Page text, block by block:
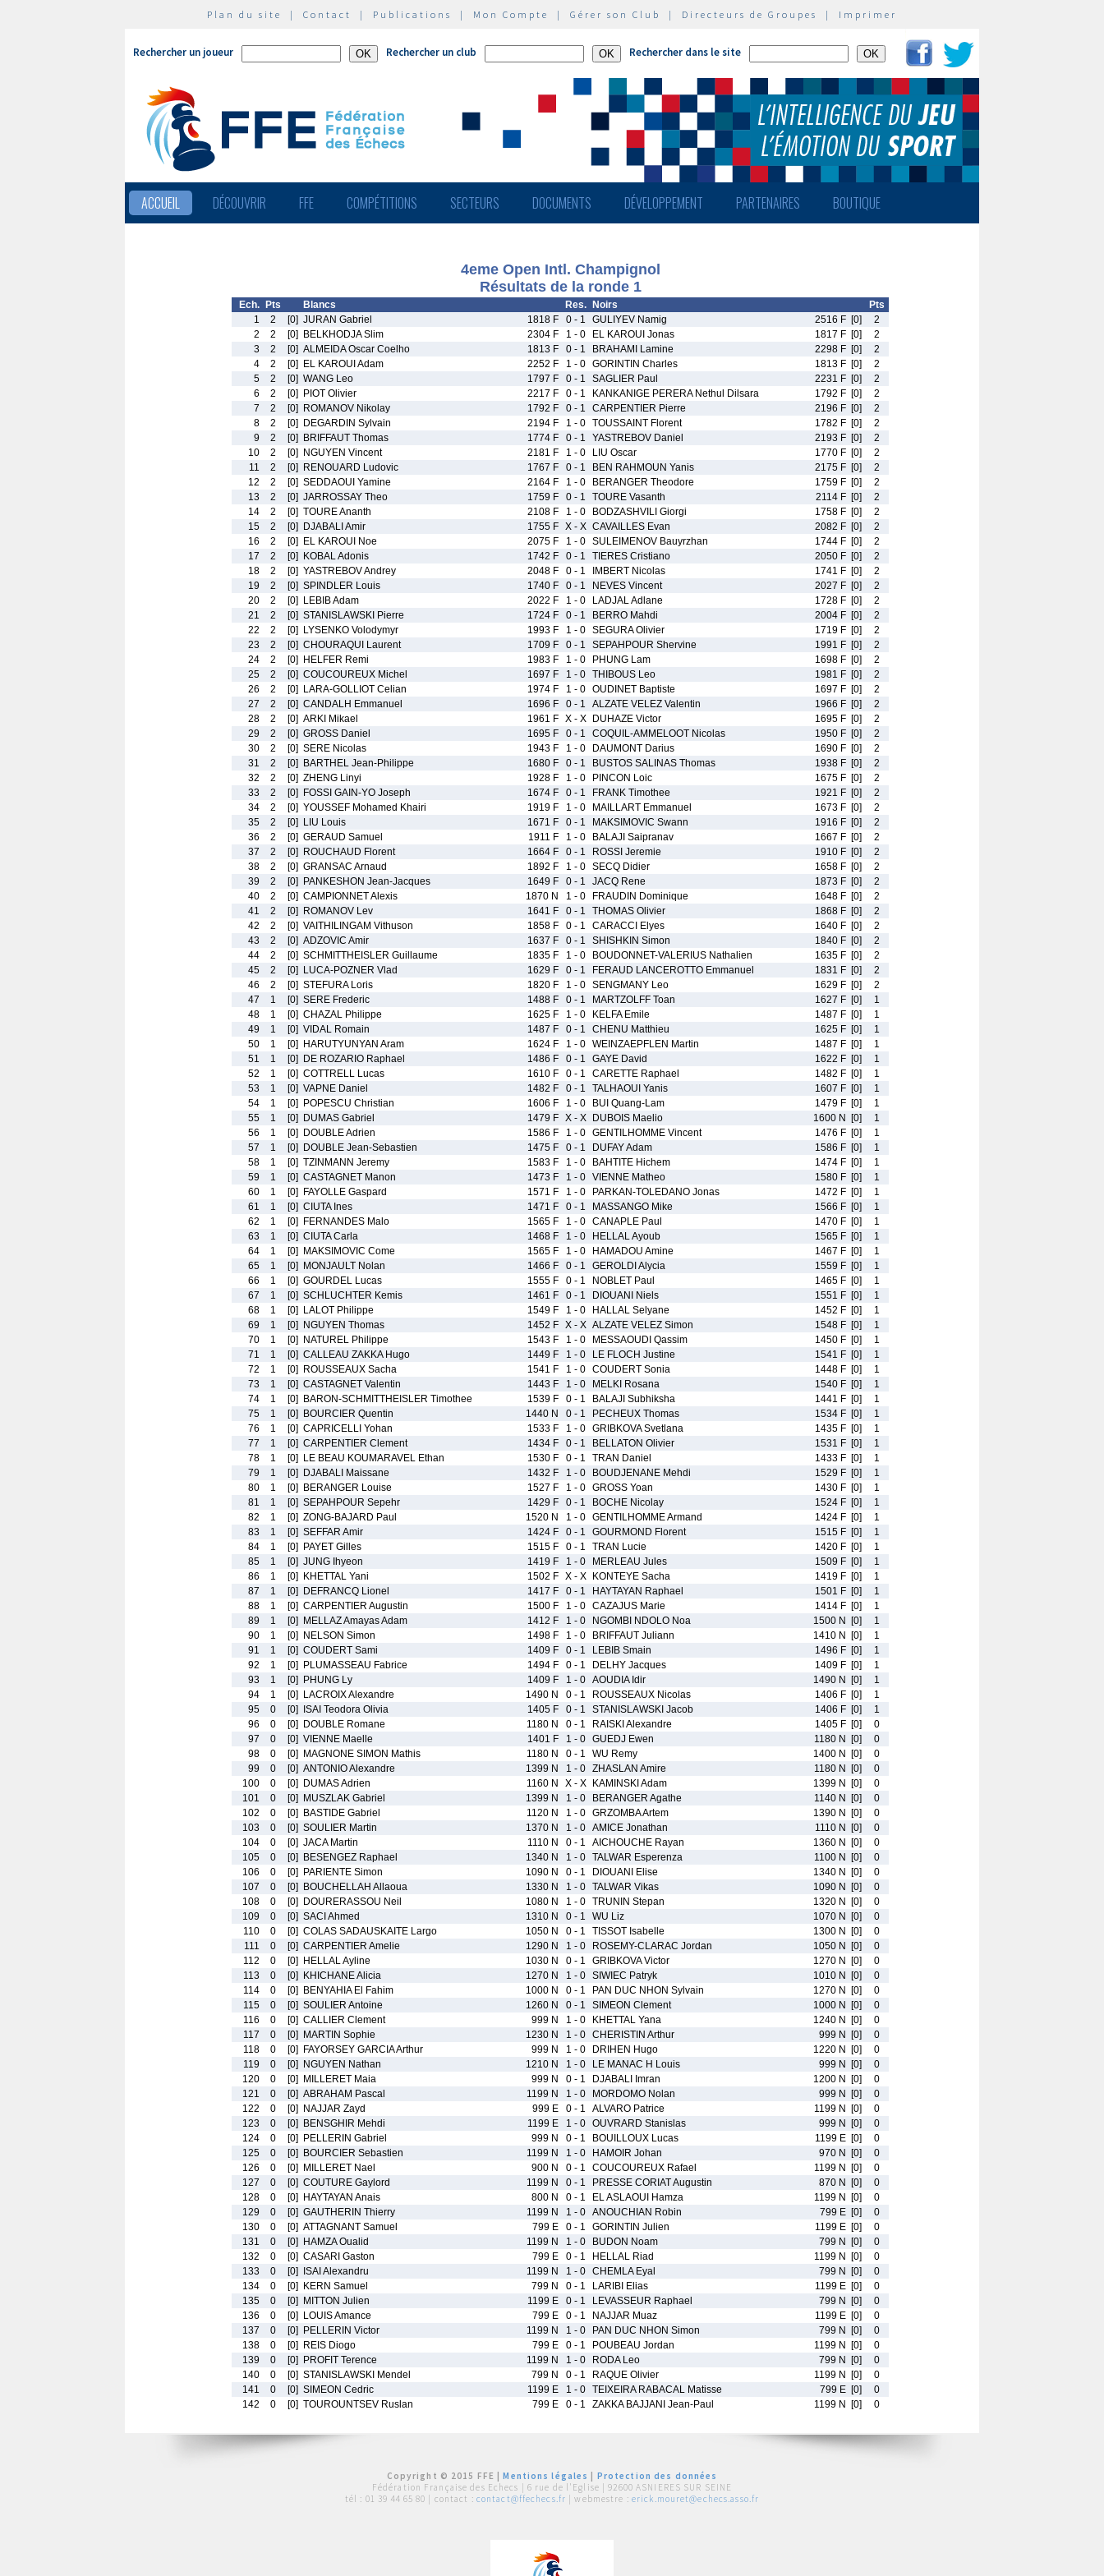
Plan du site | Contact | Publications | Mon Compte | Gérer son Club | Directeurs de Groupes | Imprimer
Rechercher un joueur Rechercher un club Rechercher dans le site
ACCUEIL DÉCOUVRIR FFE COMPÉTITIONS SECTEURS DOCUMENTS DÉVELOPPEMENT PARTENAIRES BOUTIQUE
4eme Open Intl. Champignol
Résultats de la ronde 1
Ech. Pts Blancs Res. Noirs
Pts
1
2 [0] JURAN Gabriel 1818 F 0 - 1 GULIYEV Namig 2516 F [0]
2
2
2 [0] BELKHODJA Slim 2304 F 1 - 0 EL KAROUI Jonas 1817 F [0]
2
3
2 [0] ALMEIDA Oscar Coelho 1813 F 0 - 1 BRAHAMI Lamine 2298 F [0]
2
4
2 [0] EL KAROUI Adam 2252 F 1 - 0 GORINTIN Charles 1813 F [0]
2
5
2 [0] WANG Leo 1797 F 0 - 1 SAGLIER Paul 2231 F [0]
2
6
2 [0] PIOT Olivier 2217 F 0 - 1 KANKANIGE PERERA Nethul Dilsara 1792 F [0]
2
7
2 [0] ROMANOV Nikolay 1792 F 0 - 1 CARPENTIER Pierre 2196 F [0]
2
8
2 [0] DEGARDIN Sylvain 2194 F 1 - 0 TOUSSAINT Florent 1782 F [0]
2
9
2 [0] BRIFFAUT Thomas 1774 F 0 - 1 YASTREBOV Daniel 2193 F [0]
2
10
2 [0] NGUYEN Vincent 2181 F 1 - 0 LIU Oscar 1770 F [0]
2
11
2 [0] RENOUARD Ludovic 1767 F 0 - 1 BEN RAHMOUN Yanis 2175 F [0]
2
12
2 [0] SEDDAOUI Yamine 2164 F 1 - 0 BERANGER Theodore 1759 F [0]
2
13
2 [0] JARROSSAY Theo 1759 F 0 - 1 TOURE Vasanth 2114 F [0]
2
14
2 [0] TOURE Ananth 2108 F 1 - 0 BODZASHVILI Giorgi 1758 F [0]
2
15
2 [0] DJABALI Amir 1755 F X - X CAVAILLES Evan 2082 F [0]
2
16
2 [0] EL KAROUI Noe 2075 F 1 - 0 SULEIMENOV Bauyrzhan 1744 F [0]
2
17
2 [0] KOBAL Adonis 1742 F 0 - 1 TIERES Cristiano 2050 F [0]
2
18
2 [0] YASTREBOV Andrey 2048 F 0 - 1 IMBERT Nicolas 1741 F [0]
2
19
2 [0] SPINDLER Louis 1740 F 0 - 1 NEVES Vincent 2027 F [0]
2
20
2 [0] LEBIB Adam 2022 F 1 - 0 LADJAL Adlane 1728 F [0]
2
21
2 [0] STANISLAWSKI Pierre 1724 F 0 - 1 BERRO Mahdi 2004 F [0]
2
22
2 [0] LYSENKO Volodymyr 1993 F 1 - 0 SEGURA Olivier 1719 F [0]
2
23
2 [0] CHOURAQUI Laurent 1709 F 0 - 1 SEPAHPOUR Shervine 1991 F [0]
2
24
2 [0] HELFER Remi 1983 F 1 - 0 PHUNG Lam 1698 F [0]
2
25
2 [0] COUCOUREUX Michel 1697 F 1 - 0 THIBOUS Leo 1981 F [0]
2
26
2 [0] LARA-GOLLIOT Celian 1974 F 1 - 0 OUDINET Baptiste 1697 F [0]
2
27
2 [0] CANDALH Emmanuel 1696 F 0 - 1 ALZATE VELEZ Valentin 1966 F [0]
2
28
2 [0] ARKI Mikael 1961 F X - X DUHAZE Victor 1695 F [0]
2
29
2 [0] GROSS Daniel 1695 F 0 - 1 COQUIL-AMMELOOT Nicolas 1950 F [0]
2
30
2 [0] SERE Nicolas 1943 F 1 - 0 DAUMONT Darius 1690 F [0]
2
31
2 [0] BARTHEL Jean-Philippe 1680 F 0 - 1 BUSTOS SALINAS Thomas 1938 F [0]
2
32
2 [0] ZHENG Linyi 1928 F 1 - 0 PINCON Loic 1675 F [0]
2
33
2 [0] FOSSI GAIN-YO Joseph 1674 F 0 - 1 FRANK Timothee 1921 F [0]
2
34
2 [0] YOUSSEF Mohamed Khairi 1919 F 1 - 0 MAILLART Emmanuel 1673 F [0]
2
35
2 [0] LIU Louis 1671 F 0 - 1 MAKSIMOVIC Swann 1916 F [0]
2
36
2 [0] GERAUD Samuel 1911 F 1 - 0 BALAJI Saipranav 1667 F [0]
2
37
2 [0] ROUCHAUD Florent 1664 F 0 - 1 ROSSI Jeremie 1910 F [0]
2
38
2 [0] GRANSAC Arnaud 1892 F 1 - 0 SECQ Didier 1658 F [0]
2
39
2 [0] PANKESHON Jean-Jacques 1649 F 0 - 1 JACQ Rene 1873 F [0]
2
40
2 [0] CAMPIONNET Alexis 1870 N 1 - 0 FRAUDIN Dominique 1648 F [0]
2
41
2 [0] ROMANOV Lev 1641 F 0 - 1 THOMAS Olivier 1868 F [0]
2
42
2 [0] VAITHILINGAM Vithuson 1858 F 0 - 1 CARACCI Elyes 1640 F [0]
2
43
2 [0] ADZOVIC Amir 1637 F 0 - 1 SHISHKIN Simon 1840 F [0]
2
44
2 [0] SCHMITTHEISLER Guillaume 1835 F 1 - 0 BOUDONNET-VALERIUS Nathalien 1635 F [0]
2
45
2 [0] LUCA-POZNER Vlad 1629 F 0 - 1 FERAUD LANCEROTTO Emmanuel 1831 F [0]
2
46
2 [0] STEFURA Loris 1820 F 1 - 0 SENGMANY Leo 1629 F [0]
2
47
1 [0] SERE Frederic 1488 F 0 - 1 MARTZOLFF Toan 1627 F [0]
1
48
1 [0] CHAZAL Philippe 1625 F 1 - 0 KELFA Emile 1487 F [0]
1
49
1 [0] VIDAL Romain 1487 F 0 - 1 CHENU Matthieu 1625 F [0]
1
50
1 [0] HARUTYUNYAN Aram 1624 F 1 - 0 WEINZAEPFLEN Martin 1487 F [0]
1
51
1 [0] DE ROZARIO Raphael 1486 F 0 - 1 GAYE David 1622 F [0]
1
52
1 [0] COTTRELL Lucas 1610 F 0 - 1 CARETTE Raphael 1482 F [0]
1
53
1 [0] VAPNE Daniel 1482 F 0 - 1 TALHAOUI Yanis 1607 F [0]
1
54
1 [0] POPESCU Christian 1606 F 1 - 0 BUI Quang-Lam 1479 F [0]
1
55
1 [0] DUMAS Gabriel 1479 F X - X DUBOIS Maelio 1600 N [0]
1
56
1 [0] DOUBLE Adrien 1586 F 1 - 0 GENTILHOMME Vincent 1476 F [0]
1
57
1 [0] DOUBLE Jean-Sebastien 1475 F 0 - 1 DUFAY Adam 1586 F [0]
1
58
1 [0] TZINMANN Jeremy 1583 F 1 - 0 BAHTITE Hichem 1474 F [0]
1
59
1 [0] CASTAGNET Manon 1473 F 1 - 0 VIENNE Matheo 1580 F [0]
1
60
1 [0] FAYOLLE Gaspard 1571 F 1 - 0 PARKAN-TOLEDANO Jonas 1472 F [0]
1
61
1 [0] CIUTA Ines 1471 F 0 - 1 MASSANGO Mike 1566 F [0]
1
62
1 [0] FERNANDES Malo 1565 F 1 - 0 CANAPLE Paul 1470 F [0]
1
63
1 [0] CIUTA Carla 1468 F 1 - 0 HELLAL Ayoub 1565 F [0]
1
64
1 [0] MAKSIMOVIC Come 1565 F 1 - 0 HAMADOU Amine 1467 F [0]
1
65
1 [0] MONJAULT Nolan 1466 F 0 - 1 GEROLDI Alycia 1559 F [0]
1
66
1 [0] GOURDEL Lucas 1555 F 0 - 1 NOBLET Paul 1465 F [0]
1
67
1 [0] SCHLUCHTER Kemis 1461 F 0 - 1 DIOUANI Niels 1551 F [0]
1
68
1 [0] LALOT Philippe 1549 F 1 - 0 HALLAL Selyane 1452 F [0]
1
69
1 [0] NGUYEN Thomas 1452 F X - X ALZATE VELEZ Simon 1548 F [0]
1
70
1 [0] NATUREL Philippe 1543 F 1 - 0 MESSAOUDI Qassim 1450 F [0]
1
71
1 [0] CALLEAU ZAKKA Hugo 1449 F 1 - 0 LE FLOCH Justine 1541 F [0]
1
72
1 [0] ROUSSEAUX Sacha 1541 F 1 - 0 COUDERT Sonia 1448 F [0]
1
73
1 [0] CASTAGNET Valentin 1443 F 1 - 0 MELKI Rosana 1540 F [0]
1
74
1 [0] BARON-SCHMITTHEISLER Timothee 1539 F 0 - 1 BALAJI Subhiksha 1441 F [0]
1
75
1 [0] BOURCIER Quentin 1440 N 0 - 1 PECHEUX Thomas 1534 F [0]
1
76
1 [0] CAPRICELLI Yohan 1533 F 1 - 0 GRIBKOVA Svetlana 1435 F [0]
1
77
1 [0] CARPENTIER Clement 1434 F 0 - 1 BELLATON Olivier 1531 F [0]
1
78
1 [0] LE BEAU KOUMARAVEL Ethan 1530 F 0 - 1 TRAN Daniel 1433 F [0]
1
79
1 [0] DJABALI Maissane 1432 F 1 - 0 BOUDJENANE Mehdi 1529 F [0]
1
80
1 [0] BERANGER Louise 1527 F 1 - 0 GROSS Yoan 1430 F [0]
1
81
1 [0] SEPAHPOUR Sepehr 1429 F 0 - 1 BOCHE Nicolay 1524 F [0]
1
82
1 [0] ZONG-BAJARD Paul 1520 N 1 - 0 GENTILHOMME Armand 1424 F [0]
1
83
1 [0] SEFFAR Amir 1424 F 0 - 1 GOURMOND Florent 1515 F [0]
1
84
1 [0] PAYET Gilles 1515 F 0 - 1 TRAN Lucie 1420 F [0]
1
85
1 [0] JUNG Ihyeon 1419 F 1 - 0 MERLEAU Jules 1509 F [0]
1
86
1 [0] KHETTAL Yani 1502 F X - X KONTEYE Sacha 1419 F [0]
1
87
1 [0] DEFRANCQ Lionel 1417 F 0 - 1 HAYTAYAN Raphael 1501 F [0]
1
88
1 [0] CARPENTIER Augustin 1500 F 1 - 0 CAZAJUS Marie 1414 F [0]
1
89
1 [0] MELLAZ Amayas Adam 1412 F 1 - 0 NGOMBI NDOLO Noa 1500 N [0]
1
90
1 [0] NELSON Simon 1498 F 1 - 0 BRIFFAUT Juliann 1410 N [0]
1
91
1 [0] COUDERT Sami 1409 F 0 - 1 LEBIB Smain 1496 F [0]
1
92
1 [0] PLUMASSEAU Fabrice 1494 F 0 - 1 DELHY Jacques 1409 F [0]
1
93
1 [0] PHUNG Ly 1409 F 1 - 0 AOUDIA Idir 1490 N [0]
1
94
1 [0] LACROIX Alexandre 1490 N 0 - 1 ROUSSEAUX Nicolas 1406 F [0]
1
95
0 [0] ISAI Teodora Olivia 1405 F 0 - 1 STANISLAWSKI Jacob 1406 F [0]
1
96
0 [0] DOUBLE Romane 1180 N 0 - 1 RAISKI Alexandre 1405 F [0]
0
97
0 [0] VIENNE Maelle 1401 F 1 - 0 GUEDJ Ewen 1180 N [0]
0
98
0 [0] MAGNONE SIMON Mathis 1180 N 0 - 1 WU Remy 1400 N [0]
0
99
0 [0] ANTONIO Alexandre 1399 N 1 - 0 ZHASLAN Amire 1180 N [0]
0
100
0 [0] DUMAS Adrien 1160 N X - X KAMINSKI Adam 1399 N [0]
0
101
0 [0] MUSZLAK Gabriel 1399 N 1 - 0 BERANGER Agathe 1140 N [0]
0
102
0 [0] BASTIDE Gabriel 1120 N 1 - 0 GRZOMBA Artem 1390 N [0]
0
103
0 [0] SOULIER Martin 1370 N 1 - 0 AMICE Jonathan 1110 N [0]
0
104
0 [0] JACA Martin 1110 N 0 - 1 AICHOUCHE Rayan 1360 N [0]
0
105
0 [0] BESENGEZ Raphael 1340 N 1 - 0 TALWAR Esperenza 1100 N [0]
0
106
0 [0] PARIENTE Simon 1090 N 0 - 1 DIOUANI Elise 1340 N [0]
0
107
0 [0] BOUCHELLAH Allaoua 1330 N 1 - 0 TALWAR Vikas 1090 N [0]
0
108
0 [0] DOURERASSOU Neil 1080 N 1 - 0 TRUNIN Stepan 1320 N [0]
0
109
0 [0] SACI Ahmed 1310 N 0 - 1 WU Liz 1070 N [0]
0
110
0 [0] COLAS SADAUSKAITE Largo 1050 N 0 - 1 TISSOT Isabelle 1300 N [0]
0
111
0 [0] CARPENTIER Amelie 1290 N 1 - 0 ROSEMY-CLARAC Jordan 1050 N [0]
0
112
0 [0] HELLAL Ayline 1030 N 0 - 1 GRIBKOVA Victor 1270 N [0]
0
113
0 [0] KHICHANE Alicia 1270 N 1 - 0 SIWIEC Patryk 1010 N [0]
0
114
0 [0] BENYAHIA El Fahim 1000 N 0 - 1 PAN DUC NHON Sylvain 1270 N [0]
0
115
0 [0] SOULIER Antoine 1260 N 0 - 1 SIMEON Clement 1000 N [0]
0
116
0 [0] CALLIER Clement 999 N 1 - 0 KHETTAL Yana 1240 N [0]
0
117
0 [0] MARTIN Sophie 1230 N 1 - 0 CHERISTIN Arthur 999 N [0]
0
118
0 [0] FAYORSEY GARCIA Arthur 999 N 1 - 0 DRIHEN Hugo 1220 N [0]
0
119
0 [0] NGUYEN Nathan 1210 N 1 - 0 LE MANAC H Louis 999 N [0]
0
120
0 [0] MILLERET Maia 999 N 0 - 1 DJABALI Imran 1200 N [0]
0
121
0 [0] ABRAHAM Pascal 1199 N 1 - 0 MORDOMO Nolan 999 N [0]
0
122
0 [0] NAJJAR Zayd 999 E 0 - 1 ALVARO Patrice 1199 N [0]
0
123
0 [0] BENSGHIR Mehdi 1199 E 1 - 0 OUVRARD Stanislas 999 N [0]
0
124
0 [0] PELLERIN Gabriel 999 N 0 - 1 BOUILLOUX Lucas 1199 E [0]
0
125
0 [0] BOURCIER Sebastien 1199 N 1 - 0 HAMOIR Johan 970 N [0]
0
126
0 [0] MILLERET Nael 900 N 0 - 1 COUCOUREUX Rafael 1199 N [0]
0
127
0 [0] COUTURE Gaylord 1199 N 0 - 1 PRESSE CORIAT Augustin 870 N [0]
0
128
0 [0] HAYTAYAN Anais 800 N 0 - 1 EL ASLAOUI Hamza 1199 N [0]
0
129
0 [0] GAUTHERIN Thierry 1199 N 1 - 0 ANOUCHIAN Robin 799 E [0]
0
130
0 [0] ATTAGNANT Samuel 799 E 0 - 1 GORINTIN Julien 1199 E [0]
0
131
0 [0] HAMZA Oualid 1199 N 1 - 0 BUDON Noam 799 N [0]
0
132
0 [0] CASARI Gaston 799 E 0 - 1 HELLAL Riad 1199 N [0]
0
133
0 [0] ISAI Alexandru 1199 N 1 - 0 CHEMLA Eyal 799 N [0]
0
134
0 [0] KERN Samuel 799 N 0 - 1 LARIBI Elias 1199 E [0]
0
135
0 [0] MITTON Julien 1199 E 0 - 1 LEVASSEUR Raphael 799 N [0]
0
136
0 [0] LOUIS Amance 799 E 0 - 1 NAJJAR Muaz 1199 E [0]
0
137
0 [0] PELLERIN Victor 1199 N 1 - 0 PAN DUC NHON Simon 799 N [0]
0
138
0 [0] REIS Diogo 799 E 0 - 1 POUBEAU Jordan 1199 N [0]
0
139
0 [0] PROFIT Terence 1199 N 1 - 0 RODA Leo 799 N [0]
0
140
0 [0] STANISLAWSKI Mendel 799 N 0 - 1 RAQUE Olivier 1199 N [0]
0
141
0 [0] SIMEON Cedric 1199 E 1 - 0 TEIXEIRA RABACAL Matisse 799 E [0]
0
142
0 [0] TOUROUNTSEV Ruslan 799 E 0 - 1 ZAKKA BAJJANI Jean-Paul 1199 N [0] 0
Copyright © 2015 FFE |Mentions légales
Protection des données
Fédération Française des Echecs | 6 rue de l'Eglise | 92600 ASNIERES SUR SEINE
tél : 01 39 44 65 80 | contact : contact@ffechecs.fr | webmestre : erick.mouret@echecs.asso.fr